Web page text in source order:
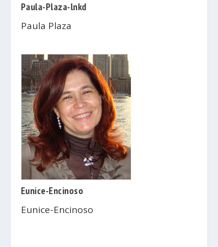
Paula-Plaza-lnkd
Paula Plaza
Eunice-Encinoso
Eunice-Encinoso